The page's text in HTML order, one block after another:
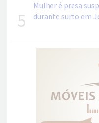
5
Mulher é presa
durante surto em